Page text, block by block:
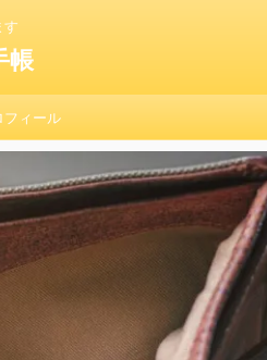
す
帳
フィール